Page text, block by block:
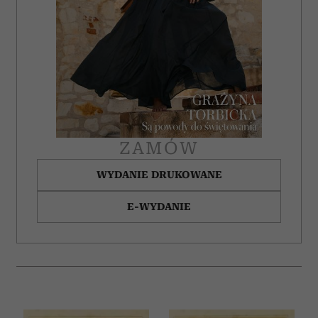
otrzymanymi od Ciebie lub uzyskanymi podczas
korzystania z ich usług.
ZAMÓW
WYDANIE DRUKOWANE
E-WYDANIE